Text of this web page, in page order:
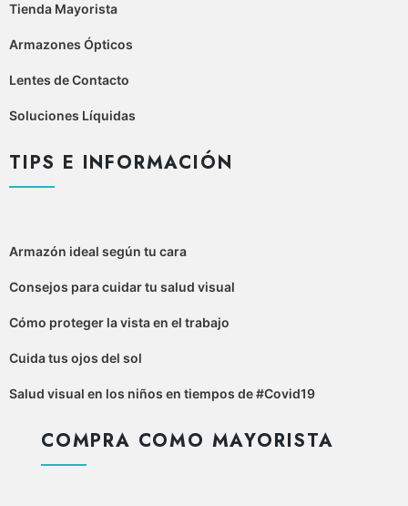
Tienda Mayorista
Armazones Ópticos
Lentes de Contacto
Soluciones Líquidas
TIPS E INFORMACIÓN
Armazón ideal según tu cara
Consejos para cuidar tu salud visual
Cómo proteger la vista en el trabajo
Cuida tus ojos del sol
Salud visual en los niños en tiempos de #Covid19
COMPRA COMO MAYORISTA